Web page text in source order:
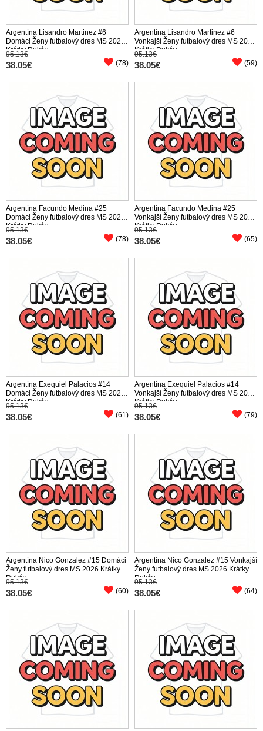
Argentína Lisandro Martinez #6
Domáci Ženy futbalový dres MS 2026
Krátky Rukáv
95.13€
38.05€ (78)
Argentína Lisandro Martinez #6
Vonkajší Ženy futbalový dres MS 2026
Krátky Rukáv
95.13€
38.05€ (59)
Argentína Facundo Medina #25
Domáci Ženy futbalový dres MS 2026
Krátky Rukáv
95.13€
38.05€ (78)
Argentína Facundo Medina #25
Vonkajší Ženy futbalový dres MS 2026
Krátky Rukáv
95.13€
38.05€ (65)
Argentína Exequiel Palacios #14
Domáci Ženy futbalový dres MS 2026
Krátky Rukáv
95.13€
38.05€ (61)
Argentína Exequiel Palacios #14
Vonkajší Ženy futbalový dres MS 2026
Krátky Rukáv
95.13€
38.05€ (79)
Argentína Nico Gonzalez #15 Domáci
Ženy futbalový dres MS 2026 Krátky
Rukáv
95.13€
38.05€ (60)
Argentína Nico Gonzalez #15 Vonkajší
Ženy futbalový dres MS 2026 Krátky
Rukáv
95.13€
38.05€ (64)